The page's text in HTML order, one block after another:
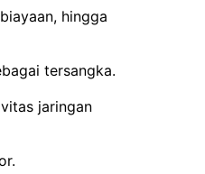
hingga
tersangka.
jaringan